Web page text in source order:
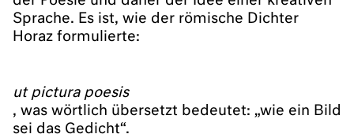
Sprache. Es ist, wie der römische Dichter
Horaz formulierte:
ut pictura poesis
, was wörtlich übersetzt bedeutet: „wie ein Bild
sei das Gedicht“.